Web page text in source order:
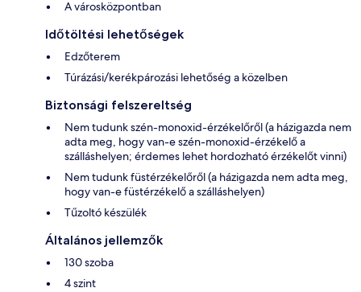
A városközpontban
Időtöltési lehetőségek
Edzőterem
Túrázási/kerékpározási lehetőség a közelben
Biztonsági felszereltség
Nem tudunk szén-monoxid-érzékelőről (a házigazda nem
adta meg, hogy van-e szén-monoxid-érzékelő a
szálláshelyen; érdemes lehet hordozható érzékelőt vinni)
Nem tudunk füstérzékelőről (a házigazda nem adta meg,
hogy van-e füstérzékelő a szálláshelyen)
Tűzoltó készülék
Általános jellemzők
130 szoba
4 szint